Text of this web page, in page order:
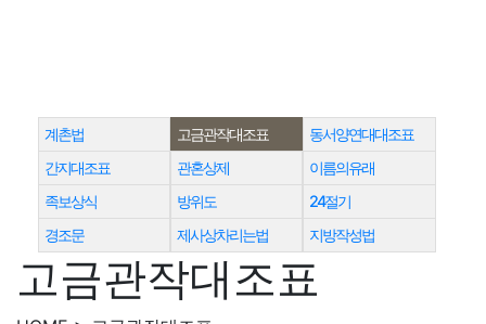
계촌법 고금관작대조표
동서양연대대조표
간지대조표
관혼상제
이름의유래
족보상식
방위도
24절기
경조문
제사상차리는법 지방작성법
고금관작대조표